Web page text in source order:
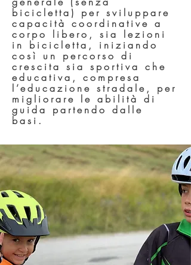
bicicletta) per sviluppare
capacità coordinative a
corpo libero, sia lezioni
in bicicletta, iniziando
così un percorso di
crescita sia sportiva che
educativa, compresa
l’educazione stradale, per
migliorare le abilità di
guida partendo dalle
basi.